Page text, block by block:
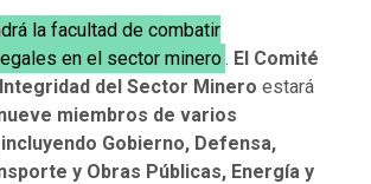
la facultad de combatir
en el sector minero. El Comité
del Sector Minero estará
miembros de varios
Gobierno, Defensa,
y Obras Públicas, Energía y